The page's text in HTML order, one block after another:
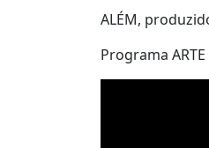
ALÉM,
Programa ARTE